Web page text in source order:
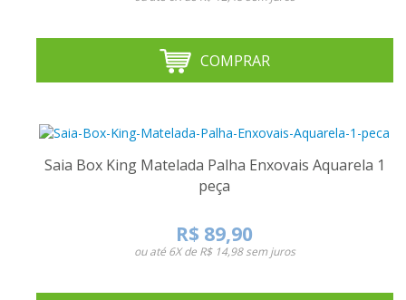
COMPRAR
Saia Box King Matelada Palha Enxovais Aquarela 1
peça
R$ 89,90
ou até6X de R$ 14,98sem juros